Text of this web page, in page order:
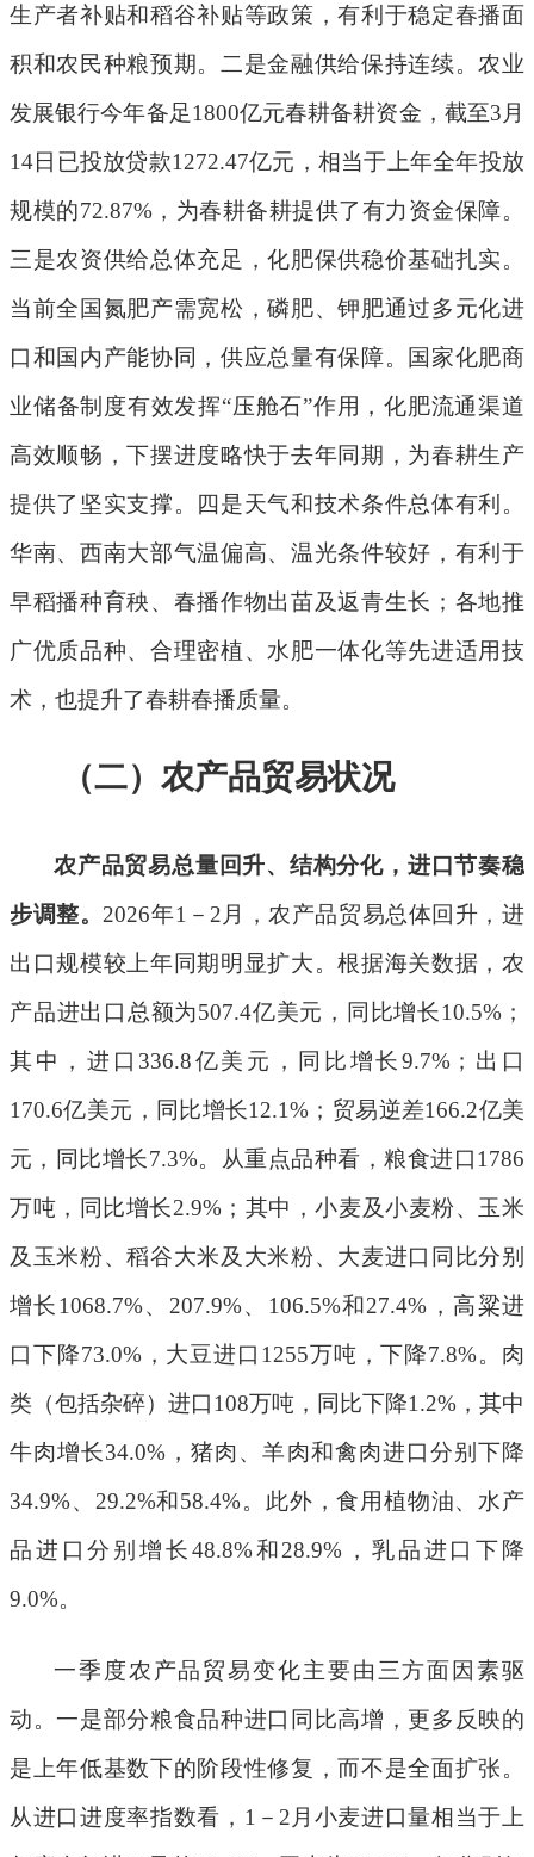
生产者补贴和稻谷补贴等政策，有利于稳定春播面
积和农民种粮预期。二是金融供给保持连续。农业
发展银行今年备足1800亿元春耕备耕资金，截至3月
14日已投放贷款1272.47亿元，相当于上年全年投放
规模的72.87%，为春耕备耕提供了有力资金保障。
三是农资供给总体充足，化肥保供稳价基础扎实。
当前全国氮肥产需宽松，磷肥、钾肥通过多元化进
口和国内产能协同，供应总量有保障。国家化肥商
业储备制度有效发挥“压舱石”作用，化肥流通渠道
高效顺畅，下摆进度略快于去年同期，为春耕生产
提供了坚实支撑。四是天气和技术条件总体有利。
华南、西南大部气温偏高、温光条件较好，有利于
早稻播种育秧、春播作物出苗及返青生长；各地推
广优质品种、合理密植、水肥一体化等先进适用技
术，也提升了春耕春播质量。
（二）农产品贸易状况
农产品贸易总量回升、结构分化，进口节奏稳
步调整。 2026年1 － 2 月，农产品贸易总体回升，进
出口规模较上年同期明显扩大。根据海关数据，农
产品进出口总额为507.4亿美元，同比增长10.5% ；
其中，进口 336.8亿美元，同比增长9.7%；出口
170.6亿美元，同比增长12.1% ；贸易逆差166.2亿美
元，同比增长7.3%。从重点品种看，粮食进口1786
万吨，同比增长2.9% ；其中，小麦及小麦粉、玉米
及玉米粉、稻谷大米及大米粉、大麦进口同比分别
增长1068.7%、 207.9%、 106.5%和27.4% ，高粱进
口下降73.0%，大豆进口 1255万吨，下降7.8%。肉
类（包括杂碎）进口108万吨，同比下降1.2% ，其中
牛肉增长34.0% ，猪肉、羊肉和禽肉进口分别下降
34.9%、 29.2%和58.4%。此外，食用植物油、水产
品进口分别增长48.8%和28.9% ，乳品进口下降
9.0%。
一季度农产品贸易变化主要由三方面因素驱
动。一是部分粮食品种进口同比高增，更多反映的
是上年低基数下的阶段性修复，而不是全面扩张。
从进口进度率指数看， 1 － 2 月小麦进口量相当于上